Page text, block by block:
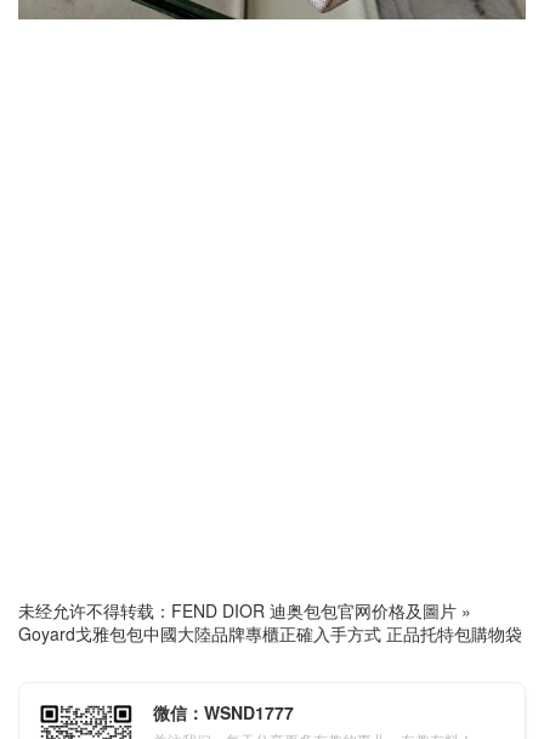
未经允许不得转载： FEND DIOR 迪奥包包官网价格及圖片 »
Goyard戈雅包包中國大陸品牌專櫃正確入手方式 正品托特包購物袋
微信：WSND1777